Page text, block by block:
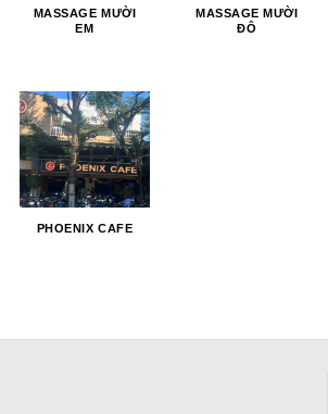
MASSAGE MƯỜI
EM
MASSAGE MƯỜI
ĐÔ
PHOENIX CAFE